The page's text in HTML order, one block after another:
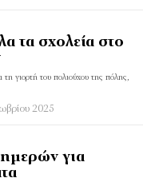
τα σχολεία στο
γιορτή του πολιούχου της πόλης,
2025
για